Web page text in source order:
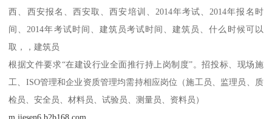
西、西安报名、西安取、西安培训、2014年考试、2014年报名时
间、2014年考试时间、建筑员考试时间、建筑员、什么时候可以
取，，建筑员
根据文件要求“在建设行业全面推行持上岗制度”。招投标、现场施
工、ISO管理和企业资质管理均需持相应岗位（施工员、监理员、质
检员、安全员、材料员、试验员、测量员、资料员）